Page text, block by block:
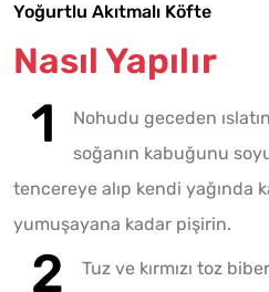
Yoğurtlu Akıtmalı Köfte
Nasıl Yapılır
Nohudu geceden
soğanın kabuğunu
tencereye alıp kendi yağında
yumuşayana kadar pişirin.
Tuz ve kırmızı toz